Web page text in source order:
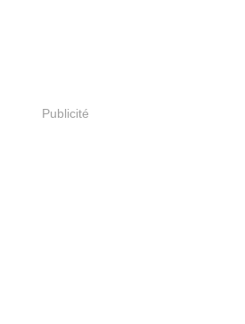
Publicité